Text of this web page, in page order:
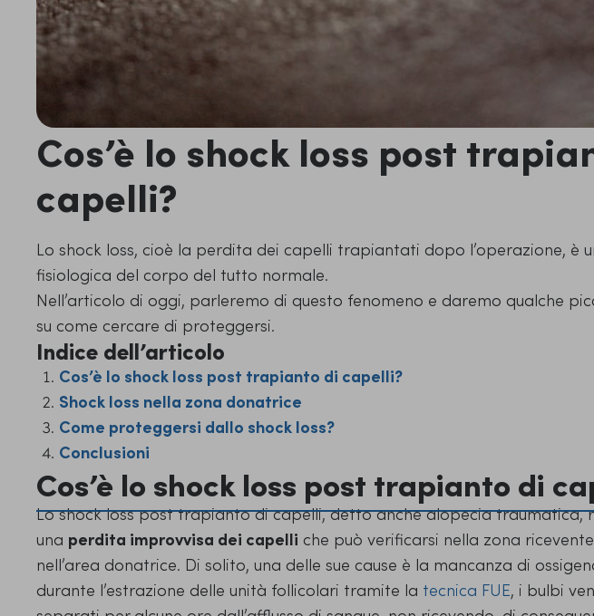
Cos’è lo shock loss post
capelli?
Lo shock loss, cioè la perdita dei capelli trapiantati dopo l’operazione, è
fisiologica del corpo del tutto normale.
Nell’articolo di oggi, parleremo di questo fenomeno e daremo qualche
su come cercare di proteggersi.
Indice dell’articolo
Cos’è lo shock loss post trapianto di capelli?
Shock loss nella zona donatrice
Come proteggersi dallo shock loss?
Conclusioni
Cos’è lo shock loss post trapianto di
Lo shock loss post trapianto di capelli, detto anche alopecia traumatica,
una perdita improvvisa dei capelli che può verificarsi nella zona
nell’area donatrice. Di solito, una delle sue cause è la mancanza di
durante l’estrazione delle unità follicolari tramite la tecnica FUE, i bulbi